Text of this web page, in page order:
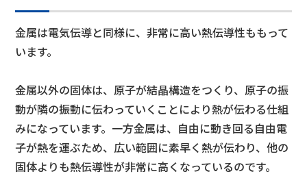
金属は電気伝導と同様に、非常に高い熱伝導性ももって
います。
金属以外の固体は、原子が結晶構造をつくり、原子の振
動が隣の振動に伝わっていくことにより熱が伝わる仕組
みになっています。一方金属は、自由に動き回る自由電
子が熱を運ぶため、広い範囲に素早く熱が伝わり、他の
固体よりも熱伝導性が非常に高くなっているのです。